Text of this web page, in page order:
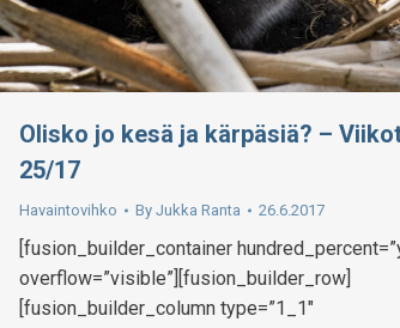
Olisko jo kesä ja kärpäsiä? –
25/17
Havaintovihko By Jukka Ranta 26.6.2017
[fusion_builder_container
overflow=”visible”][fusion_builder_row]
[fusion_builder_column type=”1_1″